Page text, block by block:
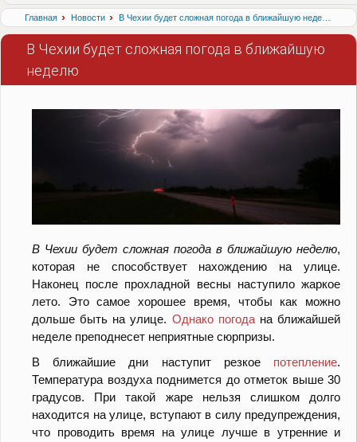
Главная › Новости › В Чехии будет сложная погода в ближайшую неделю
В Чехии будет сложная погода в ближайшую
неделю
В Чехии будет сложная погода в ближайшую неделю,
которая не способствует нахождению на улице.
Наконец после прохладной весны наступило жаркое
лето. Это самое хорошее время, чтобы как можно
дольше быть на улице. Однако погодана ближайшей
неделе преподнесет неприятные сюрпризы.
В ближайшие дни наступит резкое потепление.
Температура воздуха поднимется до отметок выше 30
градусов. При такой жаре нельзя слишком долго
находится на улице, вступают в силу предупреждения,
что проводить время на улице лучше в утренние и